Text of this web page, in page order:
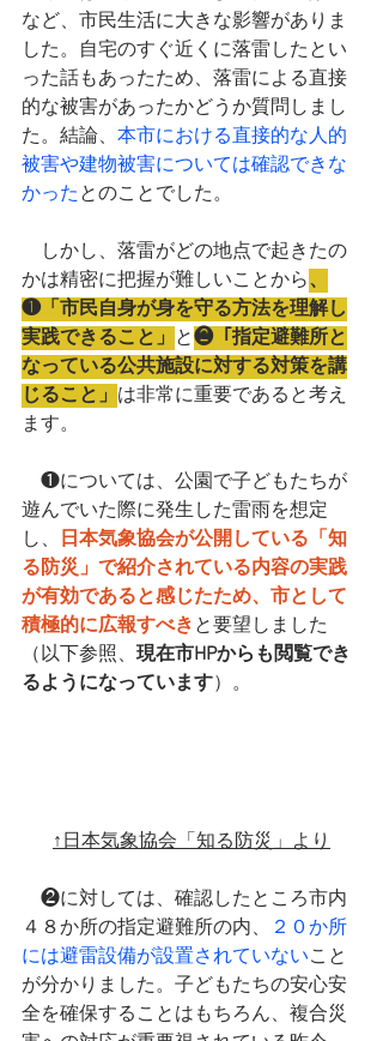
など、市民生活に大きな影響がありま
した。自宅のすぐ近くに落雷したとい
った話もあったため、落雷による直接
的な被害があったかどうか質問しまし
た。結論、 本市における直接的な人的
被害や建物被害については確認できな
かったとのことでした。
しかし、落雷がどの地点で起きたの
かは精密に把握が難しいことから、
❶「市民自身が身を守る方法を理解し
実践できること」 と❷「指定避難所と
なっている公共施設に対する対策を講
じること」 は非常に重要であると考え
ます。
❶については、公園で子どもたちが
遊んでいた際に発生した雷雨を想定
し、
日本気象協会が公開している「知
る防災」で紹介されている内容の実践
が有効であると感じたため、市として
積極的に広報すべき と要望しました
（以下参照、 現在市HPからも閲覧でき
るようになっています）。
↑日本気象協会「知る防災」より
❷に対しては、確認したところ市内
４８か所の指定避難所の内、
２０か所
には避雷設備が設置されていないこと
が分かりました。子どもたちの安心安
全を確保することはもちろん、複合災